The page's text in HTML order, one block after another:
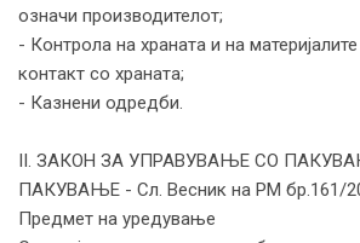
означи производителот;
- Контрола на храната и на
контакт со храната;
- Казнени одредби.
II. ЗАКОН ЗА УПРАВУВАЊЕ СО
ПАКУВАЊЕ - Сл. Весник на РМ бр.161/
Предмет на уредување